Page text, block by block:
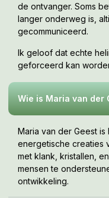
de ontvanger. Soms
langer onderweg is,
gecommuniceerd.
Ik geloof dat echte
geforceerd kan
Wie is Maria van der
Maria van der Geest
energetische creaties
met klank, kristallen,
mensen te
ontwikkeling.